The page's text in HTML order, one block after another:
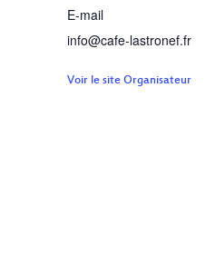
E-mail
info@cafe-lastronef.fr
Voir le site Organisateur